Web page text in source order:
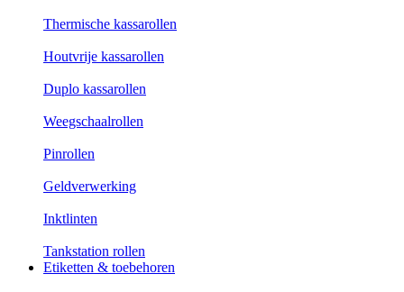
Thermische kassarollen
Houtvrije kassarollen
Duplo kassarollen
Weegschaalrollen
Pinrollen
Geldverwerking
Inktlinten
Tankstation rollen
Etiketten & toebehoren